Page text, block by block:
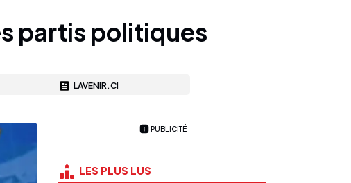
partis politiques
LAVENIR.CI
PUBLICITÉ
LES PLUS LUS